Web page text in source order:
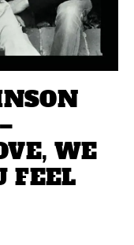
WE
FEEL